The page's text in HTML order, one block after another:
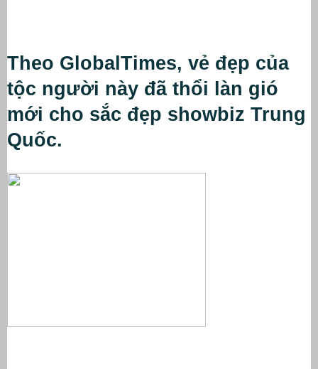
Theo GlobalTimes, vẻ đẹp của
tộc người này đã thổi làn gió
mới cho sắc đẹp showbiz Trung
Quốc.